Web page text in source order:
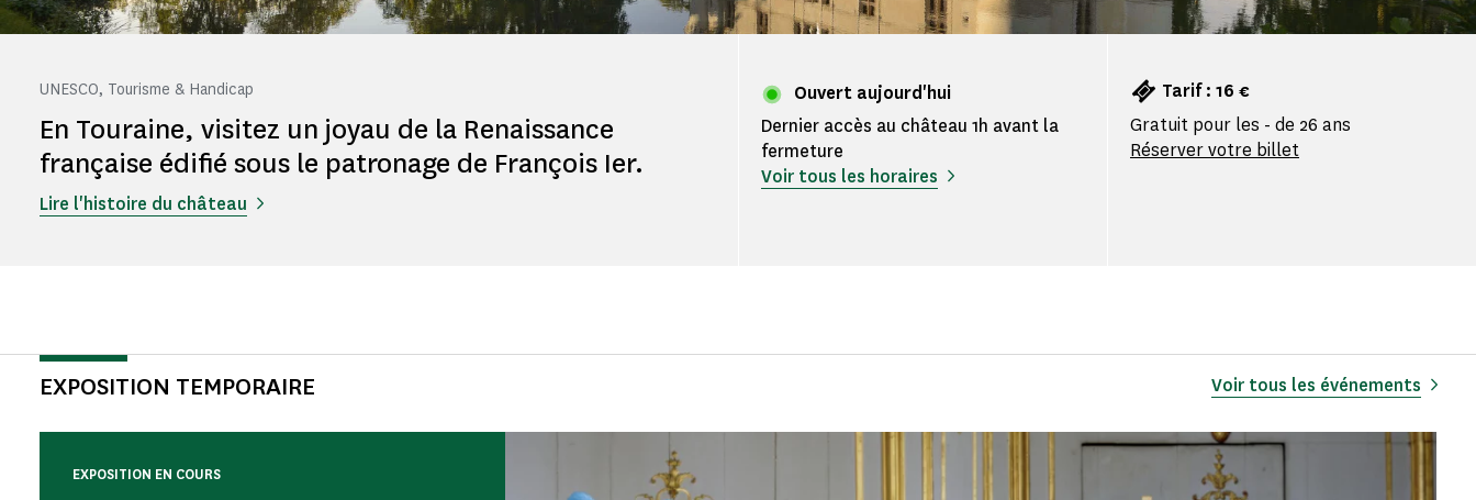
Ouvert aujourd'hui
Dernier accès au château 1h avant la
fermeture
Voir tous les horaires
Tarif : 16 €
Gratuit pour les - de 26 ans
Réserver votre billet
UNESCO, Tourisme & Handicap
En Touraine, visitez un joyau de la Renaissance
française édifié sous le patronage de François Ier.
Lire l'histoire du château
EXPOSITION TEMPORAIRE Voir tous les événements
EXPOSITION EN COURS